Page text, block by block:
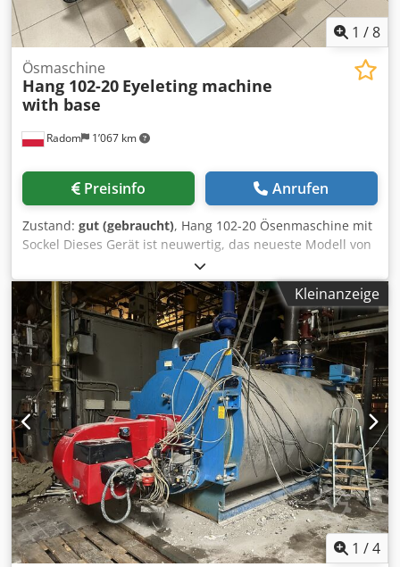
1 /8
Radom 1’067 km
Ösmaschine
Hang 102-20 Eyeleting machine
with base
Preisinfo Anrufen
Zustand: gut (gebraucht), Hang 102-20 Ösenmaschine mit
Sockel Dieses Gerät ist neuwertig, das neueste Modell von
Hang. Hergestellt in Deutschland. Technische Daten: 1
Kopf Ösendurchmesser: Nr. 24-25. Innendurchmesser: 4
mm Maximale Kapazität: 20 Blatt à 80 g/m² Vorder- und
Seitenanschläge Manuelle Bedienung Dkjdozlgfnspfx Afqsr
Das Gerät führt die Öse korrekt zu, stanzt und verpresst
die Öse in einem Arbeitsgang. Bedienungsanleitung ist
enthalten.
Kleinanzeige
1 /4